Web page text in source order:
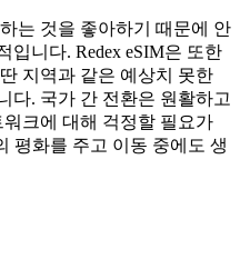
는 것을 좋아하기 때문에 안
입니다. Redex eSIM은 또한
지역과 같은 예상치 못한
다. 국가 간 전환은 원활하고
크에 대해 걱정할 필요가
평화를 주고 이동 중에도 생